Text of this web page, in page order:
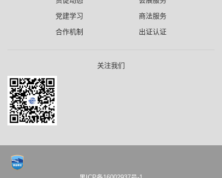
党建学习
商法服务
合作机制
出证认证
关注我们